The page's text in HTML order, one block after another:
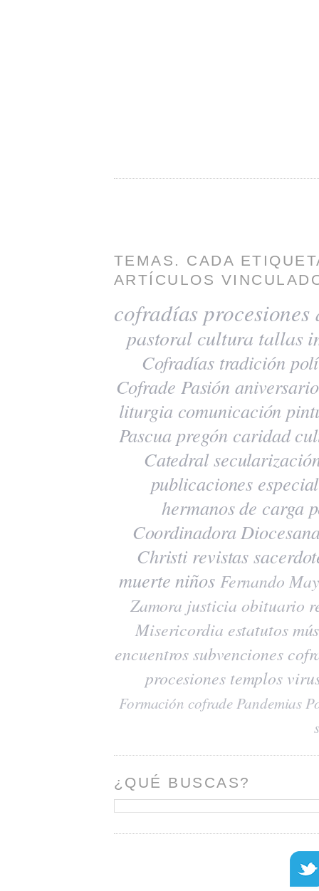
TEMAS. CADA
ARTÍCULOS
cofradías procesiones
pastoral cultura tallas
Cofradías tradición
Cofrade Pasión
liturgia comunicación
Pascua pregón caridad
Catedral
publicaciones
hermanos de carga
Coordinadora
Christi revistas
muerte niños Fernando
Zamora justicia obituario
Misericordia estatutos
encuentrossubvenciones
procesiones templos
Formación cofradePandemias
¿QUÉ BUSCAS?